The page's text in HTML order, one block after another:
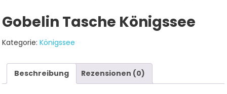
Gobelin Tasche Königssee
Kategorie:Königssee
Beschreibung Rezensionen (0)